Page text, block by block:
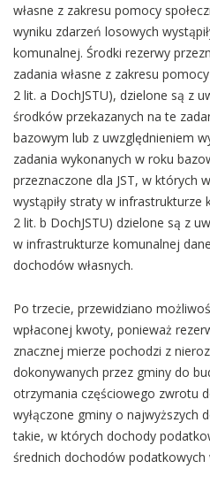
własne z zakresu pomocy
wyniku zdarzeń losowych
komunalnej. Środki rezerwy
zadania własne z zakresu
2 lit. a DochJSTU), dzielone są z
środków przekazanych na te
bazowym lub z uwzględnieniem
zadania wykonanych w roku
przeznaczone dla JST, w których
wystąpiły straty w infrastrukturze
2 lit. b DochJSTU) dzielone są z
w infrastrukturze komunalnej
dochodów własnych.
Po trzecie, przewidziano
wpłaconej kwoty, ponieważ
znacznej mierze pochodzi z
dokonywanych przez gminy do
otrzymania częściowego zwrotu
wyłączone gminy o najwyższych
takie, w których dochody
średnich dochodów podatkowych